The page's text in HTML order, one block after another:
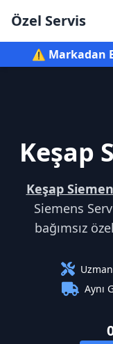
Özel Servis
⚠️ Markadan
Keşap
Keşap
Siemens
bağımsız
Aynı